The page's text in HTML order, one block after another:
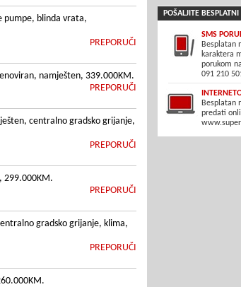
pumpe, blinda vrata,
PREPORUČI
namješten, 339.000KM.
PREPORUČI
centralno gradsko grijanje,
PREPORUČI
299.000KM.
PREPORUČI
gradsko grijanje, klima,
PREPORUČI
POŠALJITE
SMS
Besplatan
karaktera
porukom na
091 210
Besplatan
predati